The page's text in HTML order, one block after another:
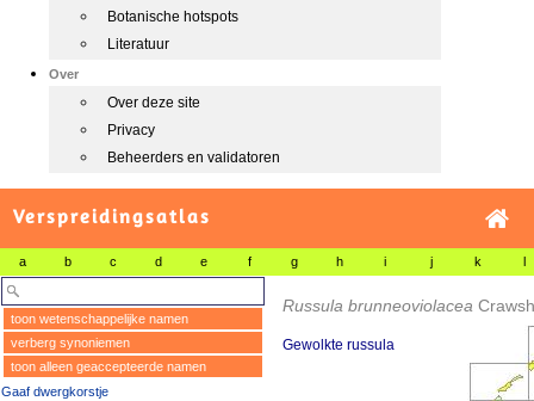
Botanische hotspots
Literatuur
Over
Over deze site
Privacy
Beheerders en validatoren
Verspreidingsatlas
a b c d e f g h i j k l
toon wetenschappelijke namen
verberg synoniemen
toon alleen geaccepteerde namen
Gaaf dwergkorstje
Russula brunneoviolacea
Gewolkte russula